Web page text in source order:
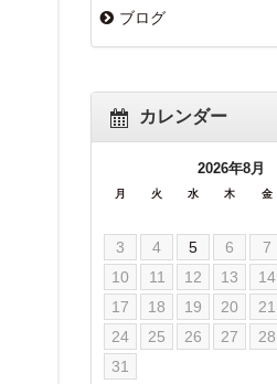
ブログ
カレンダー
2026年8月
月 火 水 木 金
3
4 5 6 7
10
11 12 13 14
17
18 19 20 21
24
25 26 27 28
31